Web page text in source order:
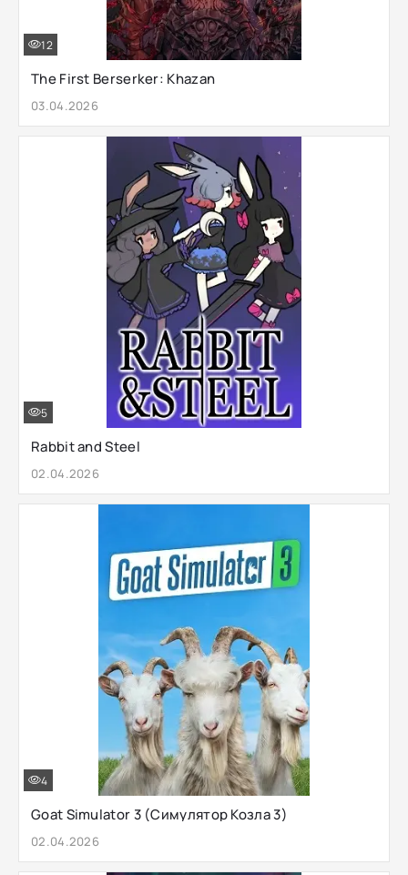
The First Berserker: Khazan
03.04.2026
12
Rabbit and Steel
02.04.2026
5
Goat Simulator 3 (Симулятор Козла 3)
02.04.2026
4